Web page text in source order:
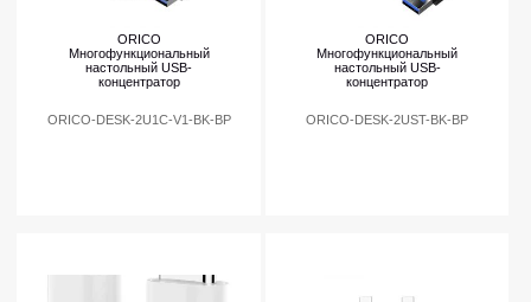
ORICO
Многофункциональный
настольный USB-
концентратор
ORICO-DESK-2U1C-V1-BK-BP
ORICO
Многофункциональный
настольный USB-
концентратор
ORICO-DESK-2UST-BK-BP